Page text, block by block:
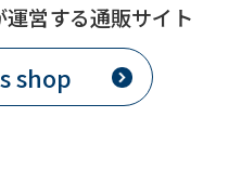
営する通販サイト
shop